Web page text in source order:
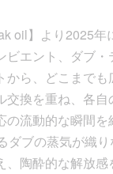
oil】より2025年
エント、ダブ
ら、どこまでも
換を重ね、各
流動的な瞬間を
ブの蒸気が織
陶酔的な解放感